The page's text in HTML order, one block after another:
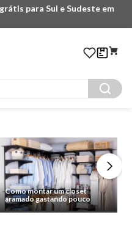
para Sul e Sudeste em
Como montar um closet
aramado gastando pouco